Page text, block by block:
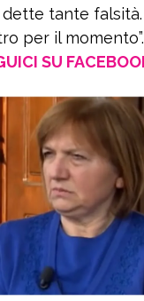
tante falsità.
per il momento”.
SU